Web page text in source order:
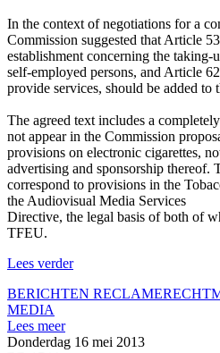
In the context of negotiations for a
Commission suggested that Article
establishment concerning the taking-
self-employed persons, and Article
provide services, should be added to
The agreed text includes a
not appear in the Commission
provisions on electronic cigarettes,
advertising and sponsorship thereof.
correspond to provisions in the
the Audiovisual Media Services
Directive, the legal basis of both of
TFEU.
Lees verder
BERICHTEN RECLAMERECHT
MEDIA
Lees meer
Donderdag 16 mei 2013